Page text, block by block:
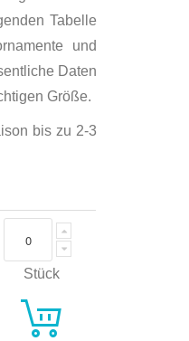
Tabelle
und
Daten
Größe.
bis zu 2-3
Stück